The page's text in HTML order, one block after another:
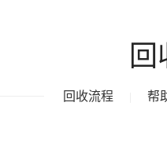
回收流程 帮